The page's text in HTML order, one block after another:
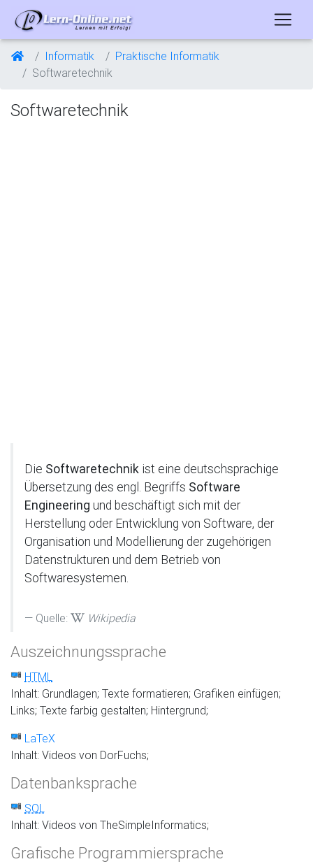
Informatik
Praktische Informatik
Softwaretechnik
Softwaretechnik
Die Softwaretechnik ist eine deutschsprachige
Übersetzung des engl. Begriffs Software
Engineering und beschäftigt sich mit der
Herstellung oder Entwicklung von Software, der
Organisation und Modellierung der zugehörigen
Datenstrukturen und dem Betrieb von
Softwaresystemen.
Quelle: Wikipedia
Auszeichnungssprache
HTML
Inhalt: Grundlagen; Texte formatieren; Grafiken einfügen;
Links; Texte farbig gestalten; Hintergrund;
LaTeX
Inhalt: Videos von DorFuchs;
Datenbanksprache
SQL
Inhalt: Videos von TheSimpleInformatics;
Grafische Programmiersprache